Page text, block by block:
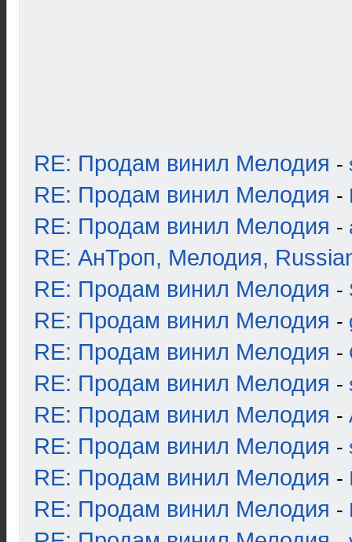
RE: Продам винил Мелодия -
RE: Продам винил Мелодия -
RE: Продам винил Мелодия -
RE: АнТроп, Мелодия,
RE: Продам винил Мелодия -
RE: Продам винил Мелодия -
RE: Продам винил Мелодия -
RE: Продам винил Мелодия -
RE: Продам винил Мелодия -
RE: Продам винил Мелодия -
RE: Продам винил Мелодия -
RE: Продам винил Мелодия -